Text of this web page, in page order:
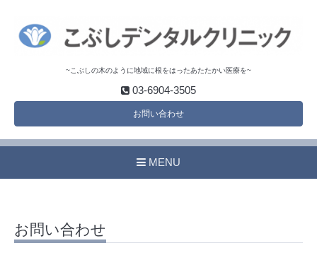
~こぶしの木のように地域に根をはったあたたかい医療を~
03-6904-3505
お問い合わせ
MENU
お問い合わせ